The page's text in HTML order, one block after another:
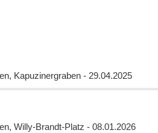
Kapuzinergraben - 29.04.2025
Willy-Brandt-Platz - 08.01.2026